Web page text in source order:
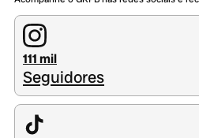
111 mil
Seguidores